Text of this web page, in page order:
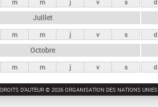
m m j v s d
Juillet
m m j v s d
Octobre
m m j v s d
DROITS D'AUTEUR © 2026 ORGANISATION DES NATIONS UNIES